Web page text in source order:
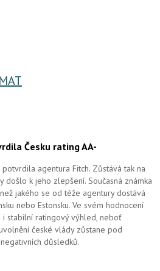
Česku rating AA-
potvrdila agentura Fitch. Zůstává tak na
došlo k jeho zlepšení. Současná známka
jakého se od téže agentury dostává
nebo Estonsku. Ve svém hodnocení
i stabilní ratingový výhled, neboť
české vlády zůstane pod
důsledků.